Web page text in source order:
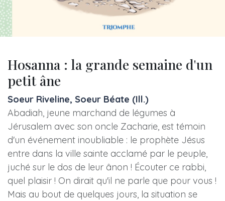
Hosanna : la grande semaine d'un
petit âne
Soeur Riveline, Soeur Béate (Ill.)
Abadiah, jeune marchand de légumes à
Jérusalem avec son oncle Zacharie, est témoin
d'un événement inoubliable : le prophète Jésus
entre dans la ville sainte acclamé par le peuple,
juché sur le dos de leur ânon ! Écouter ce rabbi,
quel plaisir ! On dirait qu'il ne parle que pour vous !
Mais au bout de quelques jours, la situation se